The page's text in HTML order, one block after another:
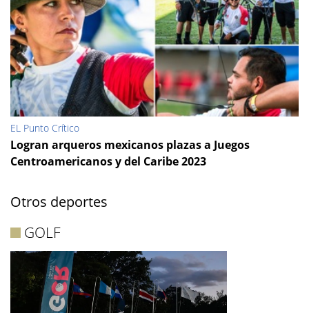
EL Punto Crítico
Logran arqueros mexicanos plazas a Juegos
Centroamericanos y del Caribe 2023
Otros deportes
GOLF